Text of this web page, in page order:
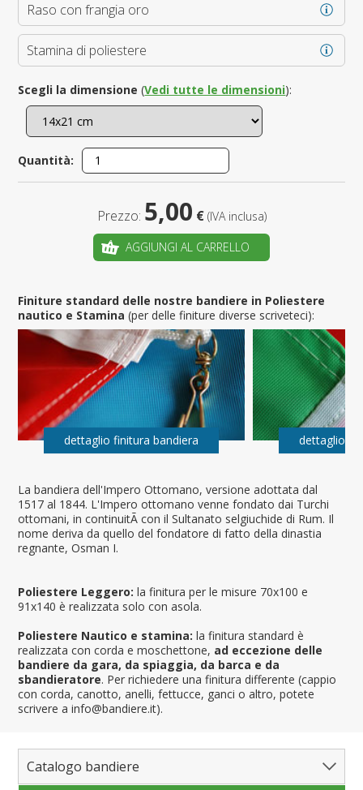
La bandiera dell'Impero Ottomano, versione adottata dal
1517 al 1844. L'Impero ottomano venne fondato dai Turchi
ottomani, in continuitÃ con il Sultanato selgiuchide di Rum. Il
nome deriva da quello del fondatore di fatto della dinastia
regnante, Osman I.
Poliestere Leggero: la finitura per le misure 70x100 e
91x140 è realizzata solo con asola.
Poliestere Nautico e stamina: la finitura standard è
realizzata con corda e moschettone, ad eccezione delle
bandiere da gara, da spiaggia, da barca e da
sbandieratore. Per richiedere una finitura differente (cappio
con corda, canotto, anelli, fettucce, ganci o altro, potete
scrivere a info@bandiere.it).
Raso con frangia oro
Stamina di poliestere
Scegli la dimensione (Vedi tutte le dimensioni):
Quantità:
Prezzo: 5,00 € (IVA inclusa)
AGGIUNGI AL CARRELLO
Finiture standard delle nostre bandiere in Poliestere
nautico e Stamina(per delle finiture diverse scriveteci):
dettaglio finitura bandiera dettaglio
Catalogo bandiere